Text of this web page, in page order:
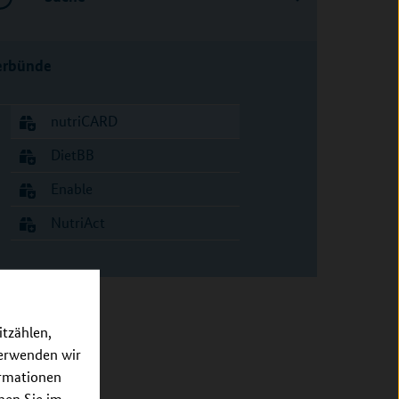
wir
nutriCARD
DietBB
Enable
NutriAct